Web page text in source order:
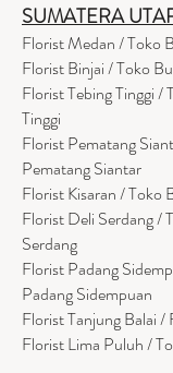
SUMATERA
Florist Medan / Toko
Florist Binjai / Toko
Florist Tebing Tinggi /
Tinggi
Florist Pematang
Pematang Siantar
Florist Kisaran / Toko
Florist Deli Serdang /
Serdang
Florist Padang
Padang Sidempuan
Florist Tanjung Balai /
Florist Lima Puluh /